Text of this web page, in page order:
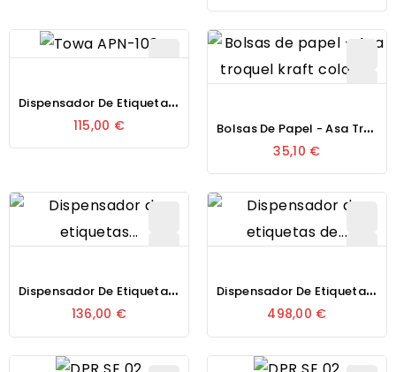
D
Ispensador De Etiquetas Manual Towa APN-100
115,00 € B
Olsas De Papel - Asa Troquel Kraft - Diferentes Colores
35,10 €
D
Ispensador De Etiquetas Manual Towa APF-100
136,00 €
D
Ispensador De Etiquetas De Sobremesa Dpr Sed 02
498,00 €